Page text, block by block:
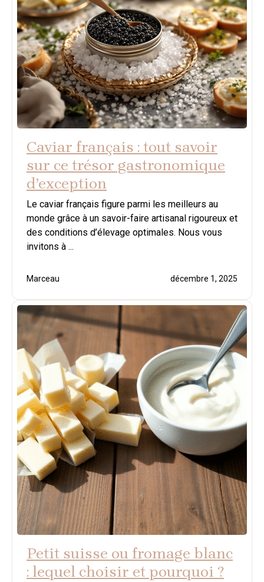
Caviar français : tout savoir
sur ce trésor gastronomique
d’exception
Le caviar français figure parmi les meilleurs au
monde grâce à un savoir-faire artisanal rigoureux et
des conditions d’élevage optimales. Nous vous
invitons à ...
Marceau décembre 1, 2025
Petit suisse ou fromage blanc
: lequel choisir et pourquoi ?